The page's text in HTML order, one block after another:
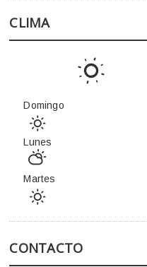
CLIMA
Domingo
Lunes
Martes
CONTACTO